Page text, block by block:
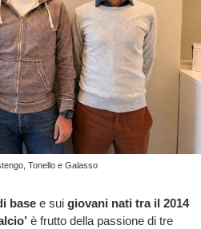
Tonello e Galasso
basee sui giovani nati tra il 2014
è frutto della passione di tre